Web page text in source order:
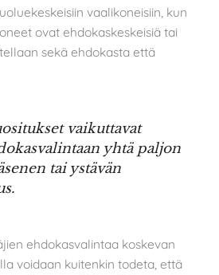
vaalikoneisiin, kun
ovat ehdokaskeskeisiä tai
sekä ehdokasta että
vaikuttavat
yhtä paljon
tai ystävän
ehdokasvalintaa koskevan
voidaan kuitenkin todeta, että